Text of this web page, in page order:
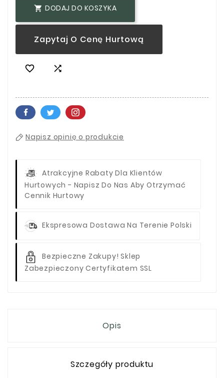
 DODAJ DO KOSZYKA
Zapytaj O Cenę Hurtową
 
Napisz opinię o produkcie
Atrakcyjne Rabaty Dla Klientów
Hurtowych - Napisz Do Nas Aby Otrzymać
Cennik Hurtowy
Ekspresowa Dostawa Na Terenie Polski
Bezpieczne Zakupy! Sklep
Zabezpieczony Certyfikatem SSL
Opis
Szczegóły produktu